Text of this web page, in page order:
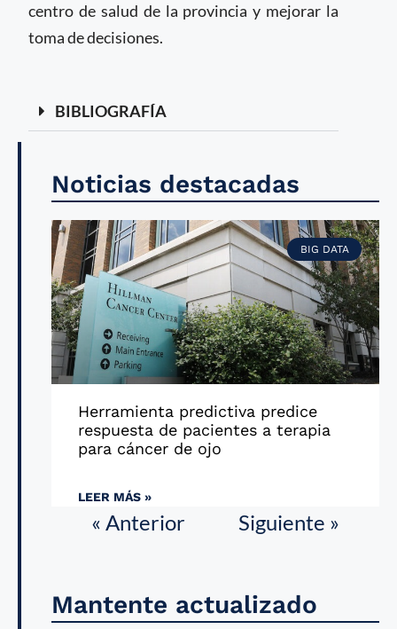
centro de salud de la provincia y mejorar la
toma de decisiones.
BIBLIOGRAFÍA
Noticias destacadas
BIG DATA
Herramienta predictiva predice
respuesta de pacientes a terapia
para cáncer de ojo
LEER MÁS »
« Anterior Siguiente »
Mantente actualizado